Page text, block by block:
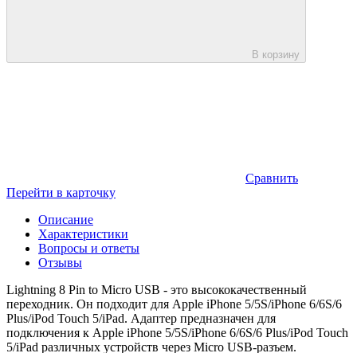
В корзину
Сравнить
Перейти в карточку
Описание
Характеристики
Вопросы и ответы
Отзывы
Lightning 8 Pin to Micro USB - это высококачественный
переходник. Он подходит для Apple iPhone 5/5S/iPhone 6/6S/6
Plus/iPod Touch 5/iPad. Адаптер предназначен для
подключения к Apple iPhone 5/5S/iPhone 6/6S/6 Plus/iPod Touch
5/iPad различных устройств через Micro USB-разъем.